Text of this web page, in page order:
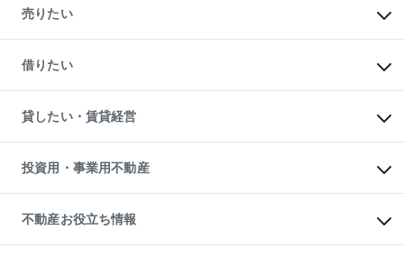
新築・分譲マンションの購入
中古マンションの購入
一戸建ての購入
中古一戸建ての購入
不動産購入の流れ
注目キーワード物件特集
購入ガイド
English 繁体中文簡体中文
売りたい
一戸建ての売却・査定
土地の売却・査定
スピードAI査定
不動産査定について
不動産売却の流れ
不動産買換えの流れ
売却ガイド
借りたい
オフィス・店舗の賃貸
借りるときの流れ
借りるガイド
貸したい・賃貸経営
マンション賃料データ
賃貸管理プラン
リロケーションについて
貸すガイド
投資用・事業用不動産
事業用不動産
マンション投資
投資用マンション
不動産お役立ち情報